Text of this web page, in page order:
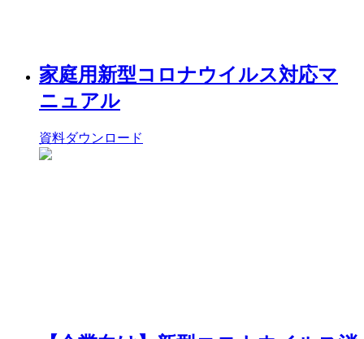
家庭用新型コロナウイルス対応マ
ニュアル
資料ダウンロード